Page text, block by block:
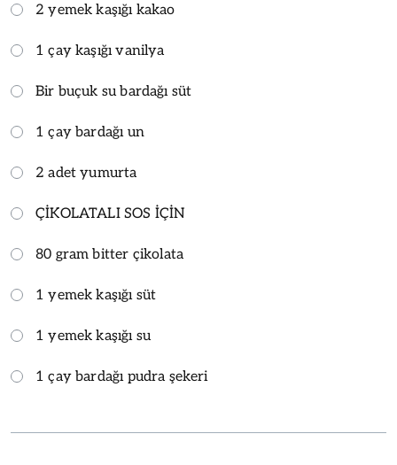
2 yemek kaşığı kakao
1 çay kaşığı vanilya
Bir buçuk su bardağı süt
1 çay bardağı un
2 adet yumurta
ÇİKOLATALI SOS İÇİN
80 gram bitter çikolata
1 yemek kaşığı süt
1 yemek kaşığı su
1 çay bardağı pudra şekeri